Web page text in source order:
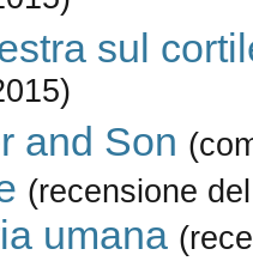
sul
and Son
(recensione
umana